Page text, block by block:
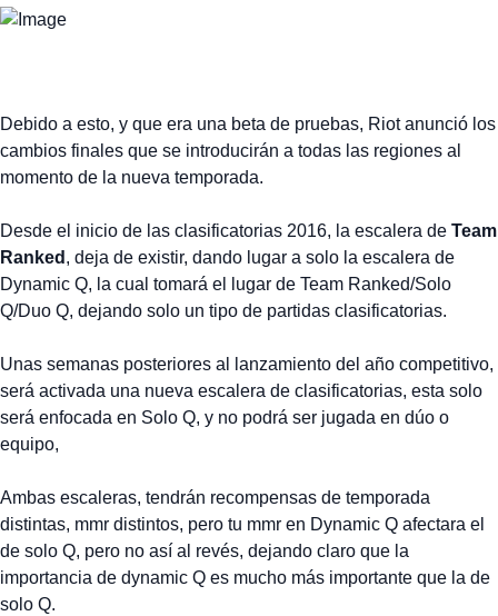
Debido a esto, y que era una beta de pruebas, Riot anunció los
cambios finales que se introducirán a todas las regiones al
momento de la nueva temporada.
Desde el inicio de las clasificatorias 2016, la escalera de Team
Ranked , deja de existir, dando lugar a solo la escalera de
Dynamic Q, la cual tomará el lugar de Team Ranked/Solo
Q/Duo Q, dejando solo un tipo de partidas clasificatorias.
Unas semanas posteriores al lanzamiento del año competitivo,
será activada una nueva escalera de clasificatorias, esta solo
será enfocada en Solo Q, y no podrá ser jugada en dúo o
equipo,
Ambas escaleras, tendrán recompensas de temporada
distintas, mmr distintos, pero tu mmr en Dynamic Q afectara el
de solo Q, pero no así al revés, dejando claro que la
importancia de dynamic Q es mucho más importante que la de
solo Q.